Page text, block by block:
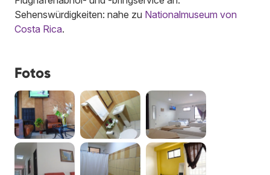
Sehenswürdigkeiten: nahe zu Nationalmuseum von
Costa Rica.
Fotos